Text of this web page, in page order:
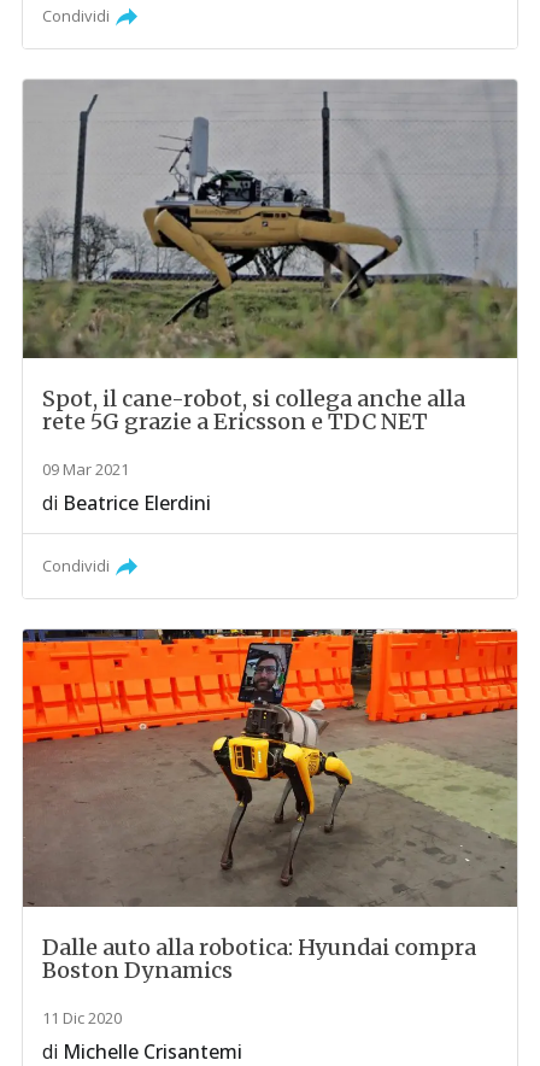
Condividi
Spot, il cane-robot, si collega anche alla
rete 5G grazie a Ericsson e TDC NET
09 Mar 2021
di Beatrice Elerdini
Condividi
Dalle auto alla robotica: Hyundai compra
Boston Dynamics
11 Dic 2020
di Michelle Crisantemi